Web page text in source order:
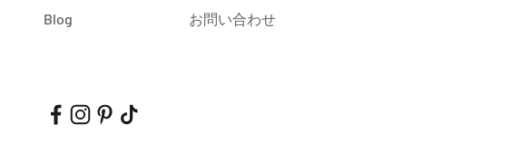
Blog
お問い合わせ